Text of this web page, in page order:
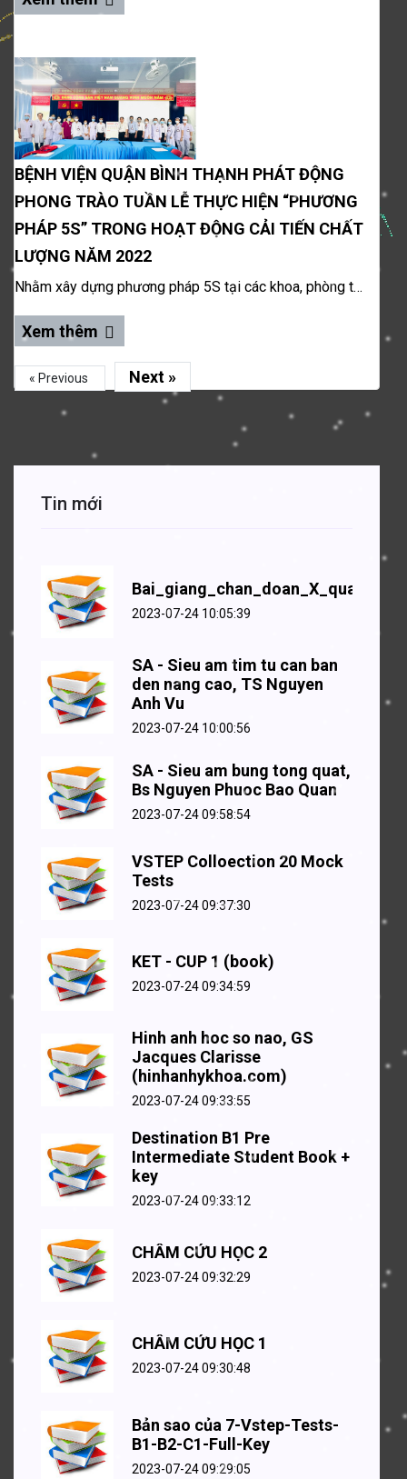
BỆNH VIỆN QUẬN BÌNH THẠNH PHÁT ĐỘNG
PHONG TRÀO TUẦN LỄ THỰC HIỆN “PHƯƠNG
PHÁP 5S” TRONG HOẠT ĐỘNG CẢI TIẾN CHẤT
LƯỢNG NĂM 2022
Nhằm xây dựng phương pháp 5S tại các khoa, phòng trong bệnh viện giúp sàng lọc, sắp xếp vật dụng y tế đúng chỗ theo quy tắc, chuẩn mực nhất định, giảm thời gian lãng phí để tìm kiếm, giảm nguy cơ nhầm lẫn thuốc và y dụng cụ với trước khi triển khai;
Xem thêm
« Previous Next »
Tin mới
2023-07-24 10:05:39
SA - Sieu am tim tu can ban
den nang cao, TS Nguyen
Anh Vu
2023-07-24 10:00:56
SA - Sieu am bung tong quat,
Bs Nguyen Phuoc Bao Quan
2023-07-24 09:58:54
VSTEP Colloection 20 Mock
Tests
2023-07-24 09:37:30
KET - CUP 1 (book)
2023-07-24 09:34:59
Hinh anh hoc so nao, GS
Jacques Clarisse
(hinhanhykhoa.com)
2023-07-24 09:33:55
Destination B1 Pre
Intermediate Student Book +
key
2023-07-24 09:33:12
CHÂM CỨU HỌC 2
2023-07-24 09:32:29
CHÂM CỨU HỌC 1
2023-07-24 09:30:48
Bản sao của 7-Vstep-Tests-
B1-B2-C1-Full-Key
2023-07-24 09:29:05